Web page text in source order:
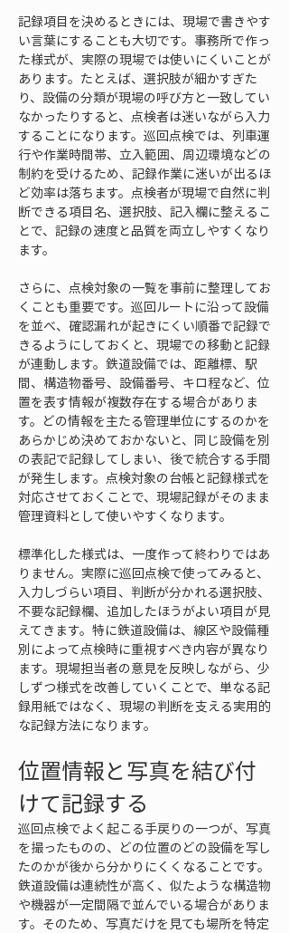
記録項目を決めるときには、現場で書きやす
い言葉にすることも大切です。事務所で作っ
た様式が、実際の現場では使いにくいことが
あります。たとえば、選択肢が細かすぎた
り、設備の分類が現場の呼び方と一致してい
なかったりすると、点検者は迷いながら入力
することになります。巡回点検では、列車運
行や作業時間帯、立入範囲、周辺環境などの
制約を受けるため、記録作業に迷いが出るほ
ど効率は落ちます。点検者が現場で自然に判
断できる項目名、選択肢、記入欄に整えるこ
とで、記録の速度と品質を両立しやすくなり
ます。
さらに、点検対象の一覧を事前に整理してお
くことも重要です。巡回ルートに沿って設備
を並べ、確認漏れが起きにくい順番で記録で
きるようにしておくと、現場での移動と記録
が連動します。鉄道設備では、距離標、駅
間、構造物番号、設備番号、キロ程など、位
置を表す情報が複数存在する場合がありま
す。どの情報を主たる管理単位にするのかを
あらかじめ決めておかないと、同じ設備を別
の表記で記録してしまい、後で統合する手間
が発生します。点検対象の台帳と記録様式を
対応させておくことで、現場記録がそのまま
管理資料として使いやすくなります。
標準化した様式は、一度作って終わりではあ
りません。実際に巡回点検で使ってみると、
入力しづらい項目、判断が分かれる選択肢、
不要な記録欄、追加したほうがよい項目が見
えてきます。特に鉄道設備は、線区や設備種
別によって点検時に重視すべき内容が異なり
ます。現場担当者の意見を反映しながら、少
しずつ様式を改善していくことで、単なる記
録用紙ではなく、現場の判断を支える実用的
な記録方法になります。
位置情報と写真を結び付
けて記録する
巡回点検でよく起こる手戻りの一つが、写真
を撮ったものの、どの位置のどの設備を写し
たのかが後から分かりにくくなることです。
鉄道設備は連続性が高く、似たような構造物
や機器が一定間隔で並んでいる場合がありま
す。そのため、写真だけを見ても場所を特定